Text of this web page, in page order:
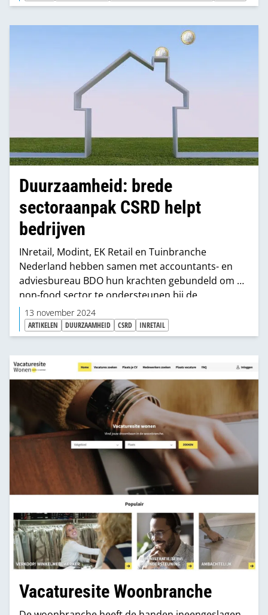
Duurzaamheid: brede
sectoraanpak CSRD helpt
bedrijven
INretail, Modint, EK Retail en Tuinbranche
Nederland hebben samen met accountants- en
adviesbureau BDO hun krachten gebundeld om de
non-food sector te ondersteunen bij de
voorbereidingen op de verplichte
duurzaamheidsrapportages als gevolg van de
Corporate Sustainability Reporting Directive
(CSRD). ‘Samen sterk in duurzaamheid’ is het
motto waaronder ze CSRD- verplichtingen
aanpakken.
13 november 2024
ARTIKELEN DUURZAAMHEID CSRD INRETAIL
Vacaturesite Woonbranche